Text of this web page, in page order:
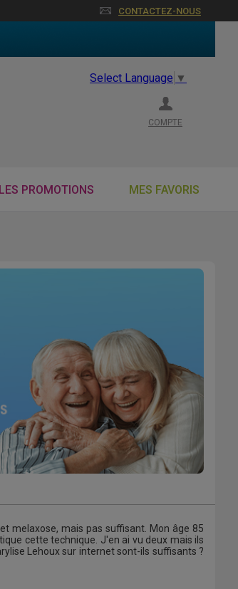
CONTACTEZ-NOUS
Select Language ▼
COMPTE
LES PROMOTIONS MES FAVORIS
melaxose, mais pas suffisant. Mon âge 85
cette technique. J'en ai vu deux mais ils
Lehoux sur internet sont-ils suffisants ?